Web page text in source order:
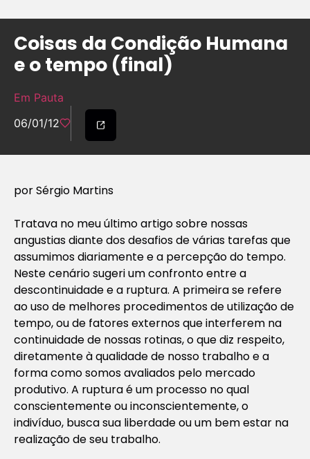
Coisas da Condição Humana
e o tempo (final)
Em Pauta
06/01/12
por Sérgio Martins
Tratava no meu último artigo sobre nossas
angustias diante dos desafios de várias tarefas que
assumimos diariamente e a percepção do tempo.
Neste cenário sugeri um confronto entre a
descontinuidade e a ruptura. A primeira se refere
ao uso de melhores procedimentos de utilização de
tempo, ou de fatores externos que interferem na
continuidade de nossas rotinas, o que diz respeito,
diretamente à qualidade de nosso trabalho e a
forma como somos avaliados pelo mercado
produtivo. A ruptura é um processo no qual
conscientemente ou inconscientemente, o
indivíduo, busca sua liberdade ou um bem estar na
realização de seu trabalho.